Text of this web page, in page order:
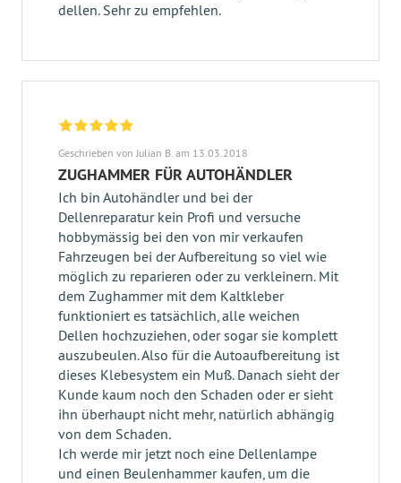
dellen. Sehr zu empfehlen.
Geschrieben von Julian B. am 13.03.2018
ZUGHAMMER FÜR AUTOHÄNDLER
Ich bin Autohändler und bei der
Dellenreparatur kein Profi und versuche
hobbymässig bei den von mir verkaufen
Fahrzeugen bei der Aufbereitung so viel wie
möglich zu reparieren oder zu verkleinern. Mit
dem Zughammer mit dem Kaltkleber
funktioniert es tatsächlich, alle weichen
Dellen hochzuziehen, oder sogar sie komplett
auszubeulen. Also für die Autoaufbereitung ist
dieses Klebesystem ein Muß. Danach sieht der
Kunde kaum noch den Schaden oder er sieht
ihn überhaupt nicht mehr, natürlich abhängig
von dem Schaden.
Ich werde mir jetzt noch eine Dellenlampe
und einen Beulenhammer kaufen, um die